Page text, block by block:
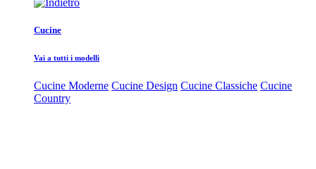
Cucine
Vai a tutti i modelli
Cucine Moderne Cucine Design Cucine Classiche Cucine
Country